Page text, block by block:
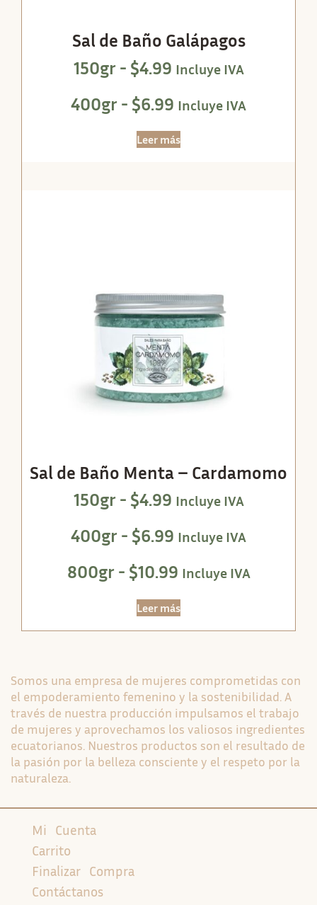
Sal de Baño Galápagos
150gr - $4.99 Incluye IVA
400gr - $6.99 Incluye IVA
Leer más
Sal de Baño Menta – Cardamomo
150gr - $4.99 Incluye IVA
400gr - $6.99 Incluye IVA
800gr - $10.99 Incluye IVA
Leer más
Somos una empresa de mujeres comprometidas con
el empoderamiento femenino y la sostenibilidad. A
través de nuestra producción impulsamos el trabajo
de mujeres y aprovechamos los valiosos ingredientes
ecuatorianos. Nuestros productos son el resultado de
la pasión por la belleza consciente y el respeto por la
naturaleza.
Mi Cuenta
Carrito
Finalizar Compra
Contáctanos